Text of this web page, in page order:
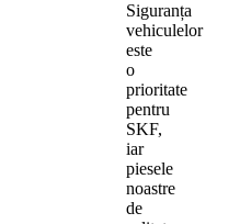
Siguranța
vehiculelor
este
o
prioritate
pentru
SKF,
iar
piesele
noastre
de